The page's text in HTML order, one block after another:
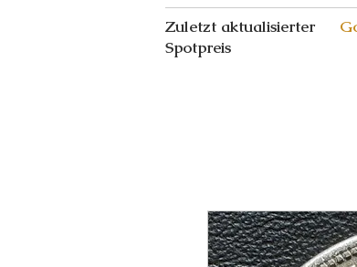
Zuletzt aktualisierter
Spotpreis